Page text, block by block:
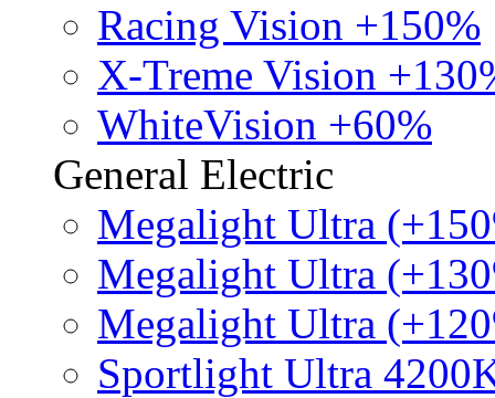
Racing Vision +150%
X-Treme Vision
WhiteVision +60%
General Electric
Megalight Ultra
Megalight Ultra
Megalight Ultra
Sportlight Ultra